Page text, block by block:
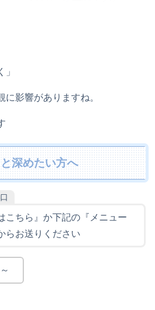
」
に影響がありますね。
深めたい方へ
こちら』か下記の『メニュー
お送りください
～